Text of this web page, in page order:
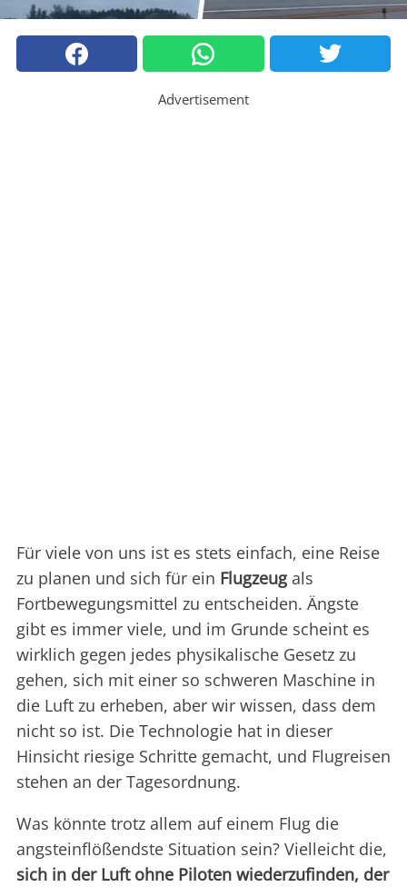
Advertisement
Für viele von uns ist es stets einfach, eine Reise
zu planen und sich für ein Flugzeugals
Fortbewegungsmittel zu entscheiden. Ängste
gibt es immer viele, und im Grunde scheint es
wirklich gegen jedes physikalische Gesetz zu
gehen, sich mit einer so schweren Maschine in
die Luft zu erheben, aber wir wissen, dass dem
nicht so ist. Die Technologie hat in dieser
Hinsicht riesige Schritte gemacht, und Flugreisen
stehen an der Tagesordnung.
Was könnte trotz allem auf einem Flug die
angsteinflößendste Situation sein? Vielleicht die,
sich in der Luft ohne Piloten wiederzufinden, der